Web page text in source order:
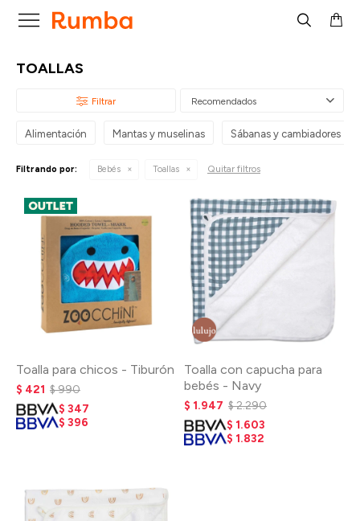

TOALLAS
Recomendados
Alimentación Mantas y muselinas Sábanas y cambiadores
Filtrando por: Bebés Toallas Quitar filtros
Toalla para chicos - Tiburón
$ 421 $990
$ 347
$ 396
Toalla con capucha para
bebés - Navy
$ 1.947 $2.290
$ 1.603
$ 1.832